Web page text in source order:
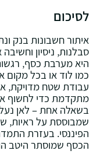
לסיכום
איתור חשבונות בנק
סבלנות‚ ניסיון
היא מערבת כסף‚
כמו לוד או בכל מקום
עבודת שטח מדויקת‚
מתקדמת כדי לחשוף
בשאלה אחת – לאן
שמבוססת על ראיות‚
הפיננסי. בעזרת
הכסף שמוסתר היטב